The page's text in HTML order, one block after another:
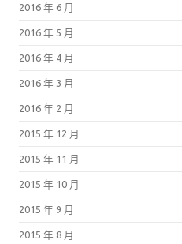
2016 年 6 月
2016 年 5 月
2016 年 4 月
2016 年 3 月
2016 年 2 月
2015 年 12 月
2015 年 11 月
2015 年 10 月
2015 年 9 月
2015 年 8 月